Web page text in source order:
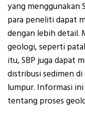
yang menggunakan
para peneliti dapat
dengan lebih detail.
geologi, seperti
itu, SBP juga dapat
distribusi sedimen
lumpur. Informasi
tentang proses